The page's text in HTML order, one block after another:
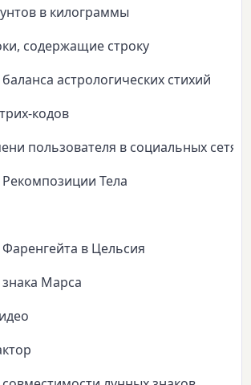
в килограммы
содержащие строку
астрологических стихий
кодов
пользователя в социальных сетях
Тела
в Цельсия
Марса